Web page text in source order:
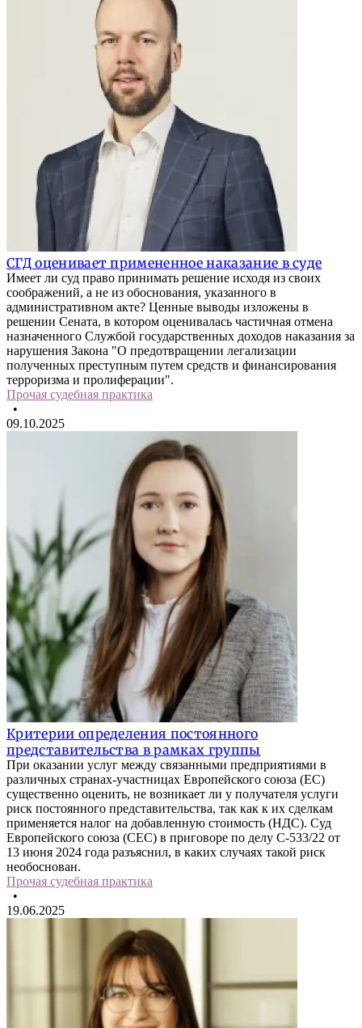
СГД оценивает примененное наказание в суде
Имеет ли суд право принимать решение исходя из своих
соображений, а не из обоснования, указанного в
административном акте? Ценные выводы изложены в
решении Сената, в котором оценивалась частичная отмена
назначенного Службой государственных доходов наказания за
нарушения Закона "О предотвращении легализации
полученных преступным путем средств и финансирования
терроризма и пролиферации".
Прочая судебная практика
•
09.10.2025
Критерии определения постоянного
представительства в рамках группы
При оказании услуг между связанными предприятиями в
различных странах-участницах Европейского союза (ЕС)
существенно оценить, не возникает ли у получателя услуги
риск постоянного представительства, так как к их сделкам
применяется налог на добавленную стоимость (НДС). Суд
Европейского союза (СЕС) в приговоре по делу С-533/22 от
13 июня 2024 года разъяснил, в каких случаях такой риск
необоснован.
Прочая судебная практика
•
19.06.2025